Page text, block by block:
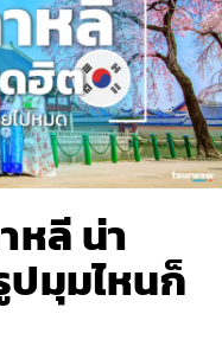
หลี น่า
มุมไหนก็